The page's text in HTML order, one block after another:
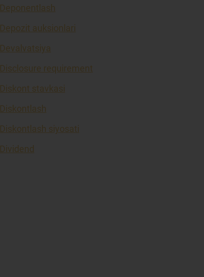
Deponentlash
Depozit auksionlari
Devalvatsiya
Disclosure requirement
Diskont stavkasi
Diskontlash
Diskontlash siyosati
Dividend